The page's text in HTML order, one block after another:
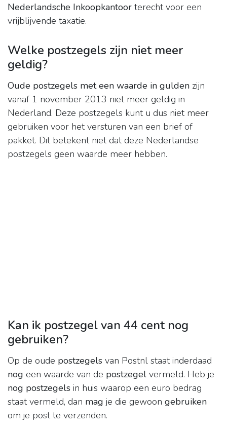
Nederlandsche Inkoopkantoor terecht voor een
vrijblijvende taxatie.
Welke postzegels zijn niet meer
geldig?
Oude postzegels met een waarde in gulden zijn
vanaf 1 november 2013 niet meer geldig in
Nederland. Deze postzegels kunt u dus niet meer
gebruiken voor het versturen van een brief of
pakket. Dit betekent niet dat deze Nederlandse
postzegels geen waarde meer hebben.
Kan ik postzegel van 44 cent nog
gebruiken?
Op de oude postzegels van Postnl staat inderdaad
nog een waarde van de postzegel vermeld. Heb je
nog postzegels in huis waarop een euro bedrag
staat vermeld, dan mag je die gewoon gebruiken
om je post te verzenden.